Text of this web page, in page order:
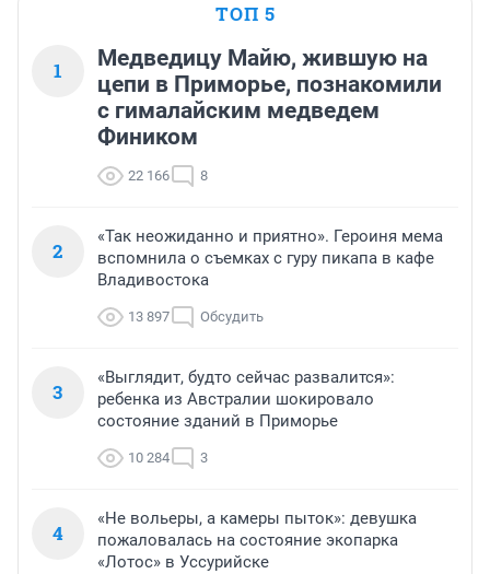
ТОП 5
1
Медведицу Майю, жившую на
цепи в Приморье, познакомили
с гималайским медведем
Фиником
22 166 8
2
«Так неожиданно и приятно». Героиня мема
вспомнила о съемках с гуру пикапа в кафе
Владивостока
13 897 Обсудить
3
«Выглядит, будто сейчас развалится»:
ребенка из Австралии шокировало
состояние зданий в Приморье
10 284 3
4
«Не вольеры, а камеры пыток»: девушка
пожаловалась на состояние экопарка
«Лотос» в Уссурийске